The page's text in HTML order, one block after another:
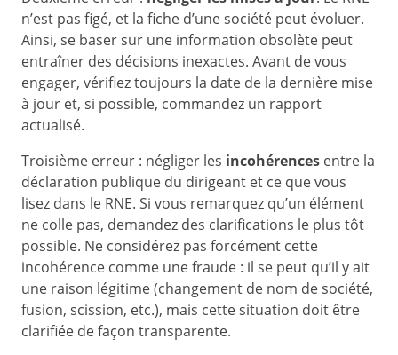
n’est pas figé, et la fiche d’une société peut évoluer.
Ainsi, se baser sur une information obsolète peut
entraîner des décisions inexactes. Avant de vous
engager, vérifiez toujours la date de la dernière mise
à jour et, si possible, commandez un rapport
actualisé.
Troisième erreur : négliger les incohérences entre la
déclaration publique du dirigeant et ce que vous
lisez dans le RNE. Si vous remarquez qu’un élément
ne colle pas, demandez des clarifications le plus tôt
possible. Ne considérez pas forcément cette
incohérence comme une fraude : il se peut qu’il y ait
une raison légitime (changement de nom de société,
fusion, scission, etc.), mais cette situation doit être
clarifiée de façon transparente.